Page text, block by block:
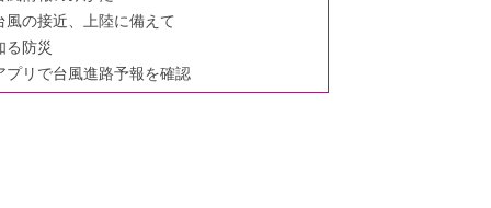
風の接近、上陸に備えて
る防災
プリで台風進路予報を確認